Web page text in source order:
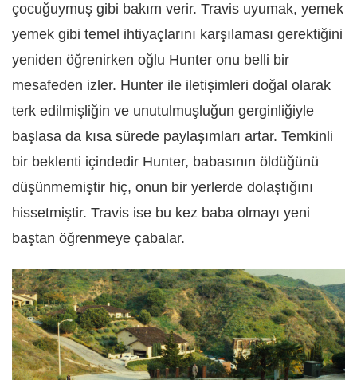
çocuğuymuş gibi bakım verir. Travis uyumak, yemek
yemek gibi temel ihtiyaçlarını karşılaması gerektiğini
yeniden öğrenirken oğlu Hunter onu belli bir
mesafeden izler. Hunter ile iletişimleri doğal olarak
terk edilmişliğin ve unutulmuşluğun gerginliğiyle
başlasa da kısa sürede paylaşımları artar. Temkinli
bir beklenti içindedir Hunter, babasının öldüğünü
düşünmemiştir hiç, onun bir yerlerde dolaştığını
hissetmiştir. Travis ise bu kez baba olmayı yeni
baştan öğrenmeye çabalar.